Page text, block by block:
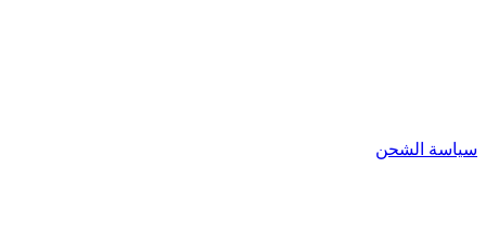
سياسة الشحن